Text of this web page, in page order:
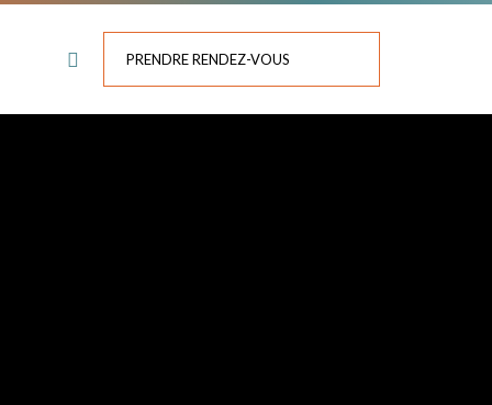
PRENDRE RENDEZ-VOUS